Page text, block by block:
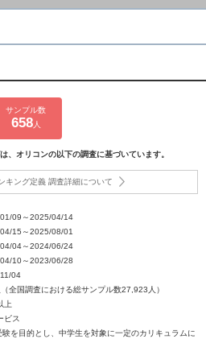
サンプル数
658人
、オリコンの以下の調査に基づいています。
キング定義 調査詳細について
09～2025/04/14
15～2025/08/01
04～2024/06/24
10～2023/06/28
04
全国調査における総サンプル数27,923人）
上
ビス
験を目的とし、中学生を対象に一定のカリキュラムに